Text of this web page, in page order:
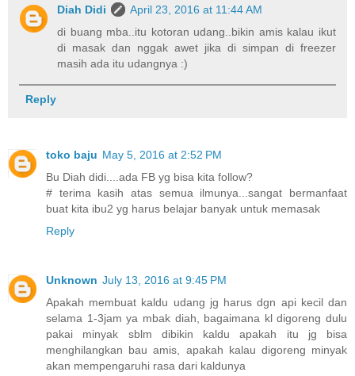
Diah Didi
April 23, 2016 at 11:44 AM
di buang mba..itu kotoran udang..bikin amis kalau ikut
di masak dan nggak awet jika di simpan di freezer
masih ada itu udangnya :)
Reply
toko baju May 5, 2016 at 2:52 PM
Bu Diah didi....ada FB yg bisa kita follow?
# terima kasih atas semua ilmunya...sangat bermanfaat
buat kita ibu2 yg harus belajar banyak untuk memasak
Reply
Unknown July 13, 2016 at 9:45 PM
Apakah membuat kaldu udang jg harus dgn api kecil dan
selama 1-3jam ya mbak diah, bagaimana kl digoreng dulu
pakai minyak sblm dibikin kaldu apakah itu jg bisa
menghilangkan bau amis, apakah kalau digoreng minyak
akan mempengaruhi rasa dari kaldunya